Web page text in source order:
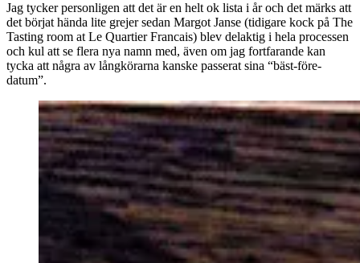
Jag tycker personligen att det är en helt ok lista i år och det märks att
det börjat hända lite grejer sedan Margot Janse (tidigare kock på The
Tasting room at Le Quartier Francais) blev delaktig i hela processen
och kul att se flera nya namn med, även om jag fortfarande kan
tycka att några av långkörarna kanske passerat sina “bäst-före-
datum”.